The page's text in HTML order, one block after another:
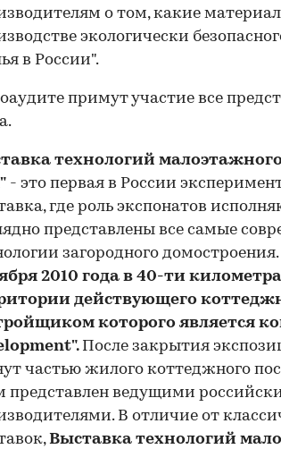
о том, какие
экологически
в России".
примут участие все
технологий
- это первая в России
где роль экспонатов
представлены все самые
загородного
2010 года в 40-ти
действующего
которого является
. После закрытия
частью жилого коттеджного
представлен ведущими
В отличие от
Выставка технологий